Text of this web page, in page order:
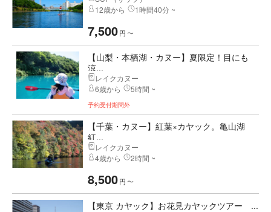
12歳から
1時間40分 ~
7,500円 〜
【山梨・本栖湖・カヌー】夏限定！目にも
涼...
レイクカヌー
6歳から
5時間 ~
予約受付期間外
【千葉・カヌー】紅葉×カヤック。亀山湖
紅...
レイクカヌー
4歳から
2時間 ~
8,500円 〜
【東京 カヤック】お花見カヤックツアー ...